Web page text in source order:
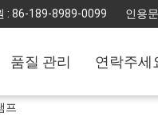
: 86-189-8989-0099 인용
품질 관리 연락주세
프